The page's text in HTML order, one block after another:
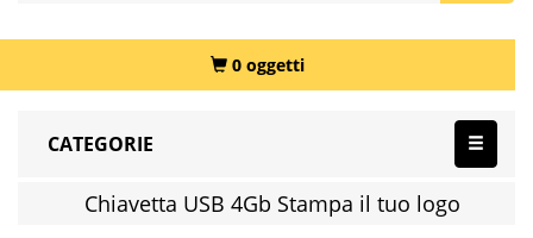
0 oggetti
CATEGORIE
Chiavetta USB 4Gb Stampa il tuo logo